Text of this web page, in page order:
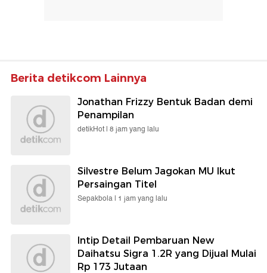
Berita detikcom Lainnya
Jonathan Frizzy Bentuk Badan demi
Penampilan
detikHot | 8 jam yang lalu
Silvestre Belum Jagokan MU Ikut
Persaingan Titel
Sepakbola | 1 jam yang lalu
Intip Detail Pembaruan New
Daihatsu Sigra 1.2R yang Dijual Mulai
Rp 173 Jutaan